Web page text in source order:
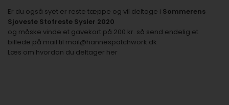
Er du også syet er reste tæppe og vil deltage i Sommerens
Sjoveste Stofreste Sysler 2020
og måske vinde et gavekort på 200 kr. så send endelig et
billede på mail til mail@hannespatchwork.dk
Læs om hvordan du deltager her